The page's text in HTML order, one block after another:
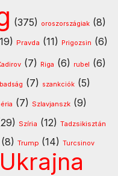
(375) oroszországiak (8)
Pravda (11) Prigozsin (6)
(7) Riga (6) rubel (6)
(7) szankciók (5)
(7) Szlavjanszk (9)
Szíria (12) Tadzsikisztán
(8) Trump (14) Turcsinov
Ukrajna